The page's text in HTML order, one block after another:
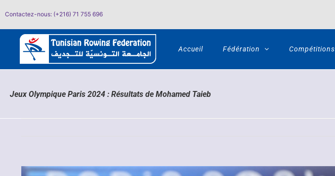
auContactez-nous: (+216) 71 755 696
Accueil Fédération Compétitions
Jeux Olympique Paris 2024 : Résultats de Mohamed Taieb
Voir